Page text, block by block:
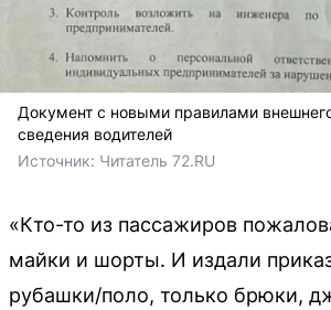
Документ с новыми правилами
сведения водителей
Источник: Читатель 72.RU
«Кто-то из пассажиров
майки и шорты. И издали
рубашки/поло, только брюки,